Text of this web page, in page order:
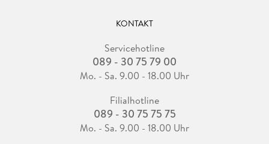
KONTAKT
Servicehotline
089 - 30 75 79 00
Mo. - Sa. 9.00 - 18.00 Uhr
Filialhotline
089 - 30 75 75 75
Mo. - Sa. 9.00 - 18.00 Uhr